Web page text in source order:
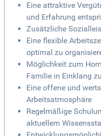
Eine attraktive
und Erfahrung
Zusätzliche
Eine flexible
optimal zu
Möglichkeit zum
Familie in Einklang
Eine offene und
Arbeitsatmosphäre
Regelmäßige
aktuellem